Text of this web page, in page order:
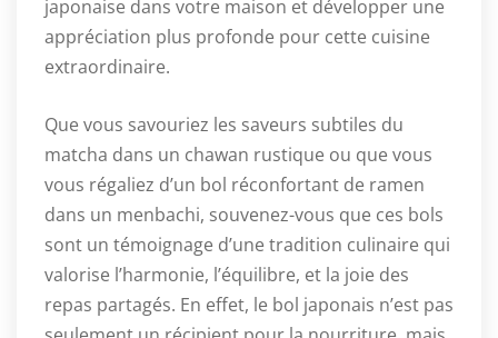
japonaise dans votre maison et développer une
appréciation plus profonde pour cette cuisine
extraordinaire.
Que vous savouriez les saveurs subtiles du
matcha dans un chawan rustique ou que vous
vous régaliez d’un bol réconfortant de ramen
dans un menbachi, souvenez-vous que ces bols
sont un témoignage d’une tradition culinaire qui
valorise l’harmonie, l’équilibre, et la joie des
repas partagés. En effet, le bol japonais n’est pas